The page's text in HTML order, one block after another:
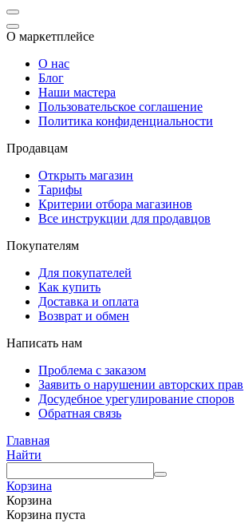
О маркетплейсе
О нас
Блог
Наши мастера
Пользовательское соглашение
Политика конфиденциальности
Продавцам
Открыть магазин
Тарифы
Критерии отбора магазинов
Все инструкции для продавцов
Покупателям
Для покупателей
Как купить
Доставка и оплата
Возврат и обмен
Написать нам
Проблема с заказом
Заявить о нарушении авторских прав
Досудебное урегулирование споров
Обратная связь
Главная
Найти
Корзина
Корзина
Корзина пуста